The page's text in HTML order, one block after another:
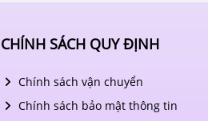
CHÍNH SÁCH QUY ĐỊNH
Chính sách vận chuyển
Chính sách bảo mật thông tin